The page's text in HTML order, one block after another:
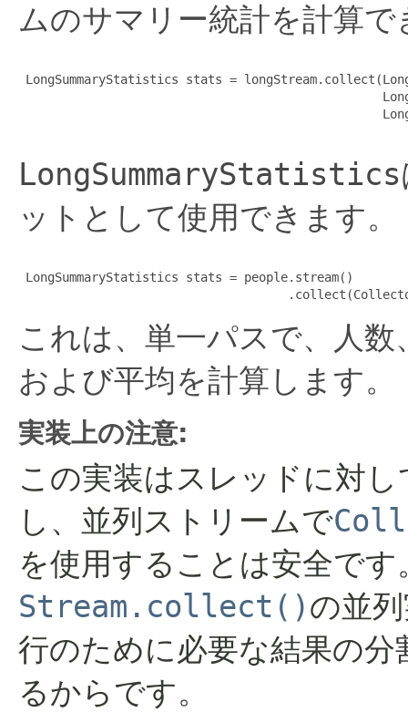
ムのサマリー統計を計算で
LongSummaryStatistics stats =
LongSummaryStatistics
ットとして使用できます。
LongSummaryStatistics stats = people.stream()
これは、単一パスで、人
および平均を計算します。
実装上の注意:
この実装はスレッドに対
し、並列ストリームで
を使用することは安全で
Stream.collect()の並
行のために必要な結果の
るからです。